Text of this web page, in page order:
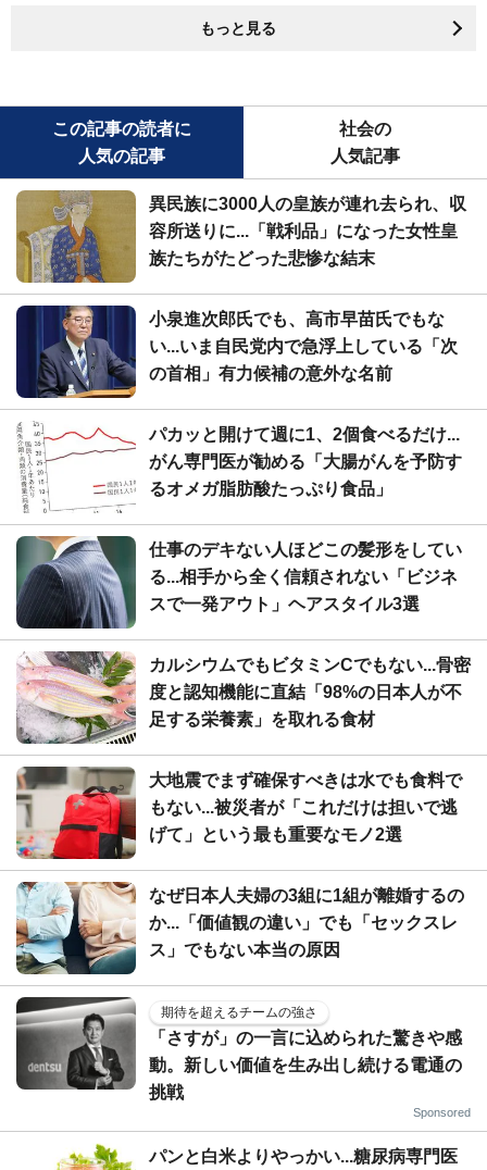
もっと見る
この記事の読者に
人気の記事
社会の
人気記事
異民族に3000人の皇族が連れ去られ、収
容所送りに...「戦利品」になった女性皇
族たちがたどった悲惨な結末
小泉進次郎氏でも、高市早苗氏でもな
い...いま自民党内で急浮上している「次
の首相」有力候補の意外な名前
パカッと開けて週に1、2個食べるだけ...
がん専門医が勧める「大腸がんを予防す
るオメガ脂肪酸たっぷり食品」
仕事のデキない人ほどこの髪形をしてい
る...相手から全く信頼されない「ビジネ
スで一発アウト」ヘアスタイル3選
カルシウムでもビタミンCでもない...骨密
度と認知機能に直結「98%の日本人が不
足する栄養素」を取れる食材
大地震でまず確保すべきは水でも食料で
もない...被災者が「これだけは担いで逃
げて」という最も重要なモノ2選
なぜ日本人夫婦の3組に1組が離婚するの
か...「価値観の違い」でも「セックスレ
ス」でもない本当の原因
期待を超えるチームの強さ
「さすが」の一言に込められた驚きや感
動。新しい価値を生み出し続ける電通の
挑戦
Sponsored
パンと白米よりやっかい...糖尿病専門医